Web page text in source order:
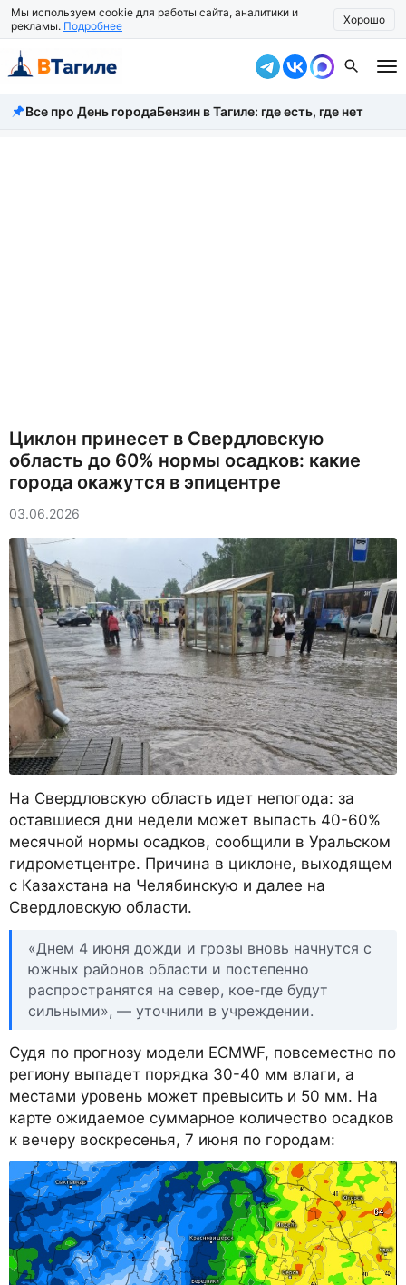
Мы используем cookie для работы сайта, аналитики и
рекламы. Подробнее Хорошо
Все новости
Все про День городаБензин в Тагиле: где есть, где нет
Циклон принесет в Свердловскую
область до 60% нормы осадков: какие
города окажутся в эпицентре
03.06.2026
На Свердловскую область идет непогода: за
оставшиеся дни недели может выпасть 40-60%
месячной нормы осадков, сообщили в Уральском
гидрометцентре. Причина в циклоне, выходящем
с Казахстана на Челябинскую и далее на
Свердловскую области.
«Днем 4 июня дожди и грозы вновь начнутся с
южных районов области и постепенно
распространятся на север, кое-где будут
сильными», — уточнили в учреждении.
Судя по прогнозу модели ECMWF, повсеместно по
региону выпадет порядка 30-40 мм влаги, а
местами уровень может превысить и 50 мм. На
карте ожидаемое суммарное количество осадков
к вечеру воскресенья, 7 июня по городам: